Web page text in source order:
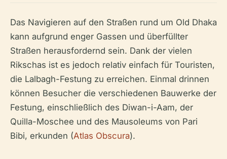
Das Navigieren auf den Straßen rund um Old Dhaka
kann aufgrund enger Gassen und überfüllter
Straßen herausfordernd sein. Dank der vielen
Rikschas ist es jedoch relativ einfach für Touristen,
die Lalbagh-Festung zu erreichen. Einmal drinnen
können Besucher die verschiedenen Bauwerke der
Festung, einschließlich des Diwan-i-Aam, der
Quilla-Moschee und des Mausoleums von Pari
Bibi, erkunden (Atlas Obscura).